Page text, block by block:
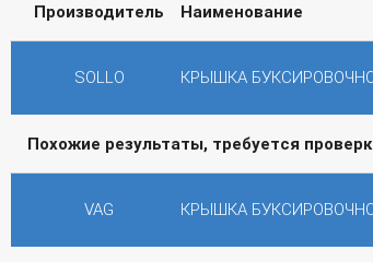
Производитель Наименование
SOLLO КРЫШКА
Похожие результаты, требуется
VAG КРЫШКА